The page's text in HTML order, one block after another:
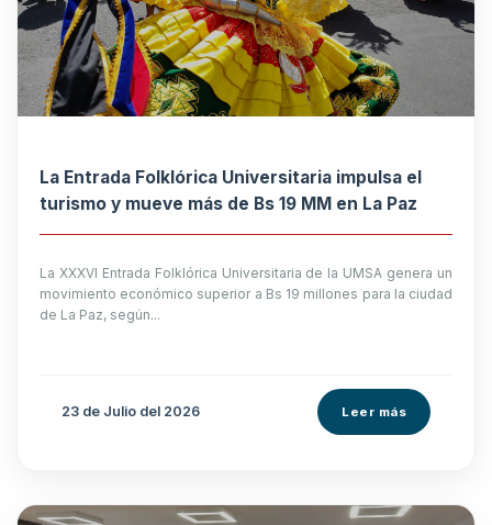
La Entrada Folklórica Universitaria impulsa el
turismo y mueve más de Bs 19 MM en La Paz
La XXXVI Entrada Folklórica Universitaria de la UMSA genera un
movimiento económico superior a Bs 19 millones para la ciudad
de La Paz, según...
23 de Julio del 2026 Leer más